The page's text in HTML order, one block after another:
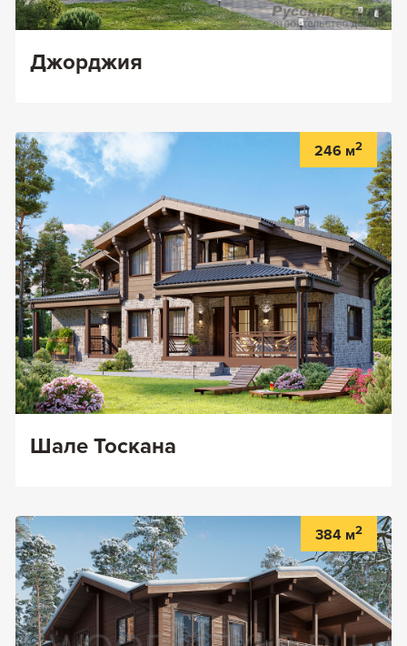
Джорджия
246 м2
Шале Тоскана
384 м2